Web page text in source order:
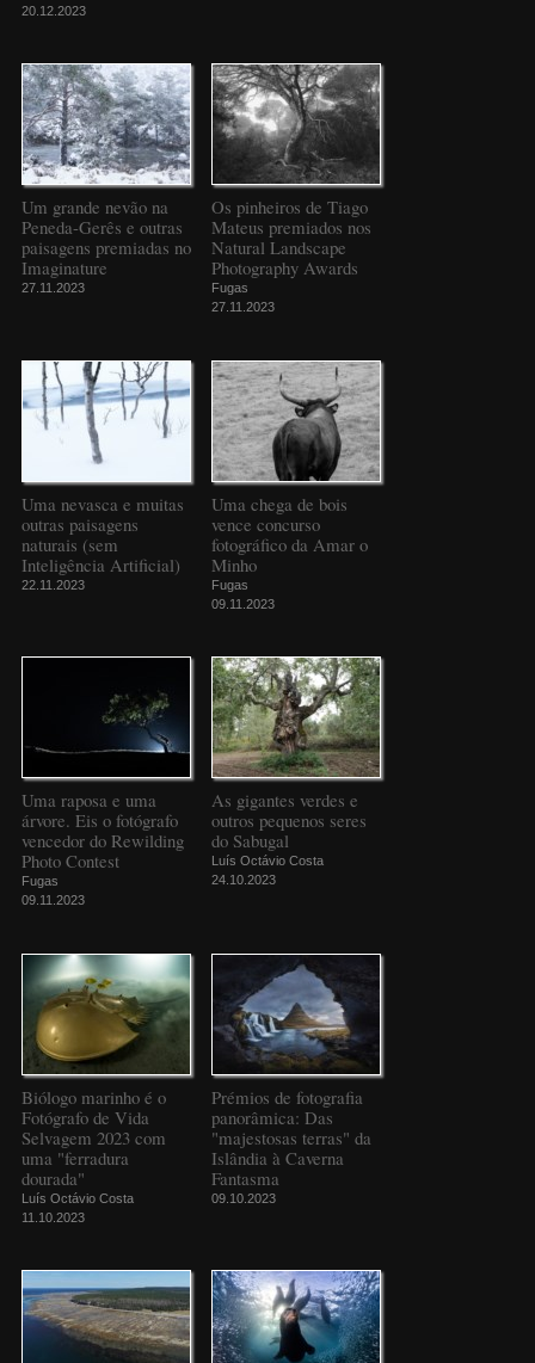
20.12.2023
Um grande nevão na
Peneda-Gerês e outras
paisagens premiadas no
Imaginature
27.11.2023
Os pinheiros de Tiago
Mateus premiados nos
Natural Landscape
Photography Awards
Fugas
27.11.2023
Uma nevasca e muitas
outras paisagens
naturais (sem
Inteligência Artificial)
22.11.2023
Uma chega de bois
vence concurso
fotográfico da Amar o
Minho
Fugas
09.11.2023
Uma raposa e uma
árvore. Eis o fotógrafo
vencedor do Rewilding
Photo Contest
Fugas
09.11.2023
As gigantes verdes e
outros pequenos seres
do Sabugal
Luís Octávio Costa
24.10.2023
Biólogo marinho é o
Fotógrafo de Vida
Selvagem 2023 com
uma "ferradura
dourada"
Luís Octávio Costa
11.10.2023
Prémios de fotografia
panorâmica: Das
"majestosas terras" da
Islândia à Caverna
Fantasma
09.10.2023